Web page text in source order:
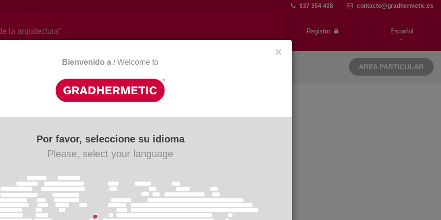
937 354 408 contacto@gradhermetic.es
Español
la arquitectura" Registro
AREA PARTICULAR
Descargas Contacto
Persianas, Celosías y Falsos Techos.
aquellos productos que le interesen de una
×
Bienvenido a / Welcome to
Por favor, seleccione su idioma
Please, select your language